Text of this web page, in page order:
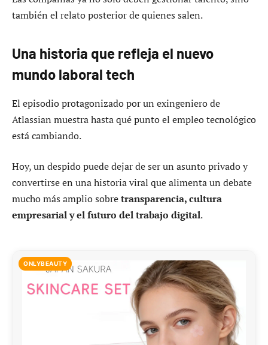
también el relato posterior de quienes salen.
Una historia que refleja el nuevo
mundo laboral tech
El episodio protagonizado por un exingeniero de
Atlassian muestra hasta qué punto el empleo tecnológico
está cambiando.
Hoy, un despido puede dejar de ser un asunto privado y
convertirse en una historia viral que alimenta un debate
mucho más amplio sobretransparencia, cultura
empresarial y el futuro del trabajo digital.
ONLYBEAUTY